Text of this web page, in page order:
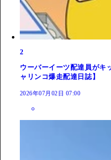
2
ウーバーイーツ配達員がキ
ャリンコ爆走配達日誌】
2026年07月02日 07:00